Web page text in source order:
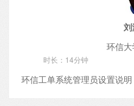
环信
时长：14分钟
环信工单系统管理员设置说明